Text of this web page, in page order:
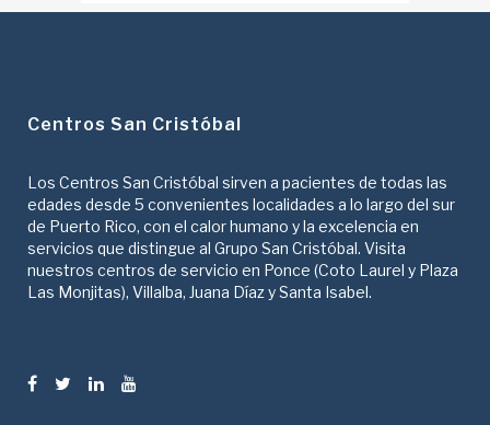
Centros San Cristóbal
Los Centros San Cristóbal sirven a pacientes de todas las
edades desde 5 convenientes localidades a lo largo del sur
de Puerto Rico, con el calor humano y la excelencia en
servicios que distingue al Grupo San Cristóbal. Visita
nuestros centros de servicio en Ponce (Coto Laurel y Plaza
Las Monjitas), Villalba, Juana Díaz y Santa Isabel.